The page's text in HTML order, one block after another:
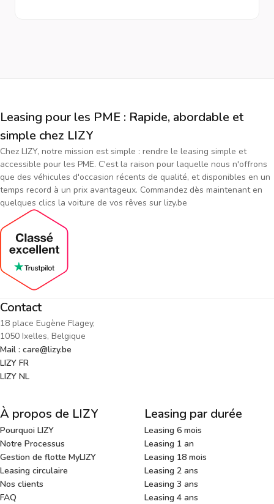
Leasing pour les PME : Rapide, abordable et
simple chez LIZY
Chez LIZY, notre mission est simple : rendre le leasing simple et
accessible pour les PME. C'est la raison pour laquelle nous n'offrons
que des véhicules d'occasion récents de qualité, et disponibles en un
temps record à un prix avantageux. Commandez dès maintenant en
quelques clics la voiture de vos rêves sur lizy.be
Contact
18 place Eugène Flagey,
1050 Ixelles, Belgique
Mail : care@lizy.be
LIZY FR
LIZY NL
À propos de LIZY
Pourquoi LIZY
Notre Processus
Gestion de flotte MyLIZY
Leasing circulaire
Nos clients
FAQ
Leasing par durée
Leasing 6 mois
Leasing 1 an
Leasing 18 mois
Leasing 2 ans
Leasing 3 ans
Leasing 4 ans